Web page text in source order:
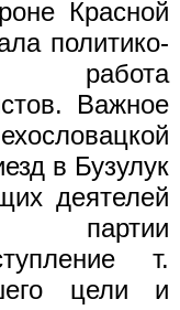
Красной
политико-
работа
Важное
в Бузулук
деятелей
партии
т.
цели и